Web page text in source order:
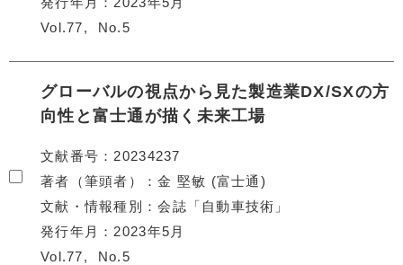
Vol.77
No.5
グローバルの視点から見た製造業DX/SXの方
向性と富士通が描く未来工場
文献番号
20234237
著者（筆頭者）
金 堅敏 (富士通)
文献・情報種別
会誌「自動車技術」
発行年月
2023年5月
Vol.77
No.5